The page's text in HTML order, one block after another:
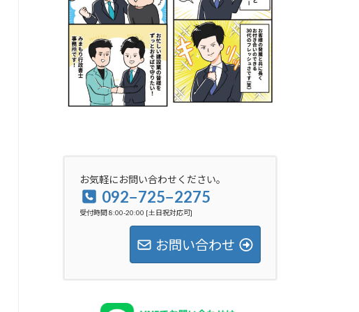
お気軽にお問い合わせください。
092−725−2275
受付時間 8:00-20:00 [土日祝対応可]
お問い合わせ